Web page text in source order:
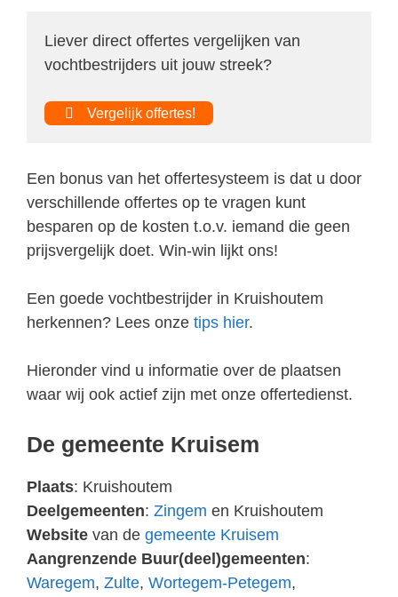
Liever direct offertes vergelijken van
vochtbestrijders uit jouw streek?
Vergelijk offertes!
Een bonus van het offertesysteem is dat u door
verschillende offertes op te vragen kunt
besparen op de kosten t.o.v. iemand die geen
prijsvergelijk doet. Win-win lijkt ons!
Een goede vochtbestrijder in Kruishoutem
herkennen? Lees onze tips hier.
Hieronder vind u informatie over de plaatsen
waar wij ook actief zijn met onze offertedienst.
De gemeente Kruisem
Plaats: Kruishoutem
Deelgemeenten: Zingem en Kruishoutem
Website van de gemeente Kruisem
Aangrenzende Buur(deel)gemeenten:
Waregem, Zulte, Wortegem-Petegem,